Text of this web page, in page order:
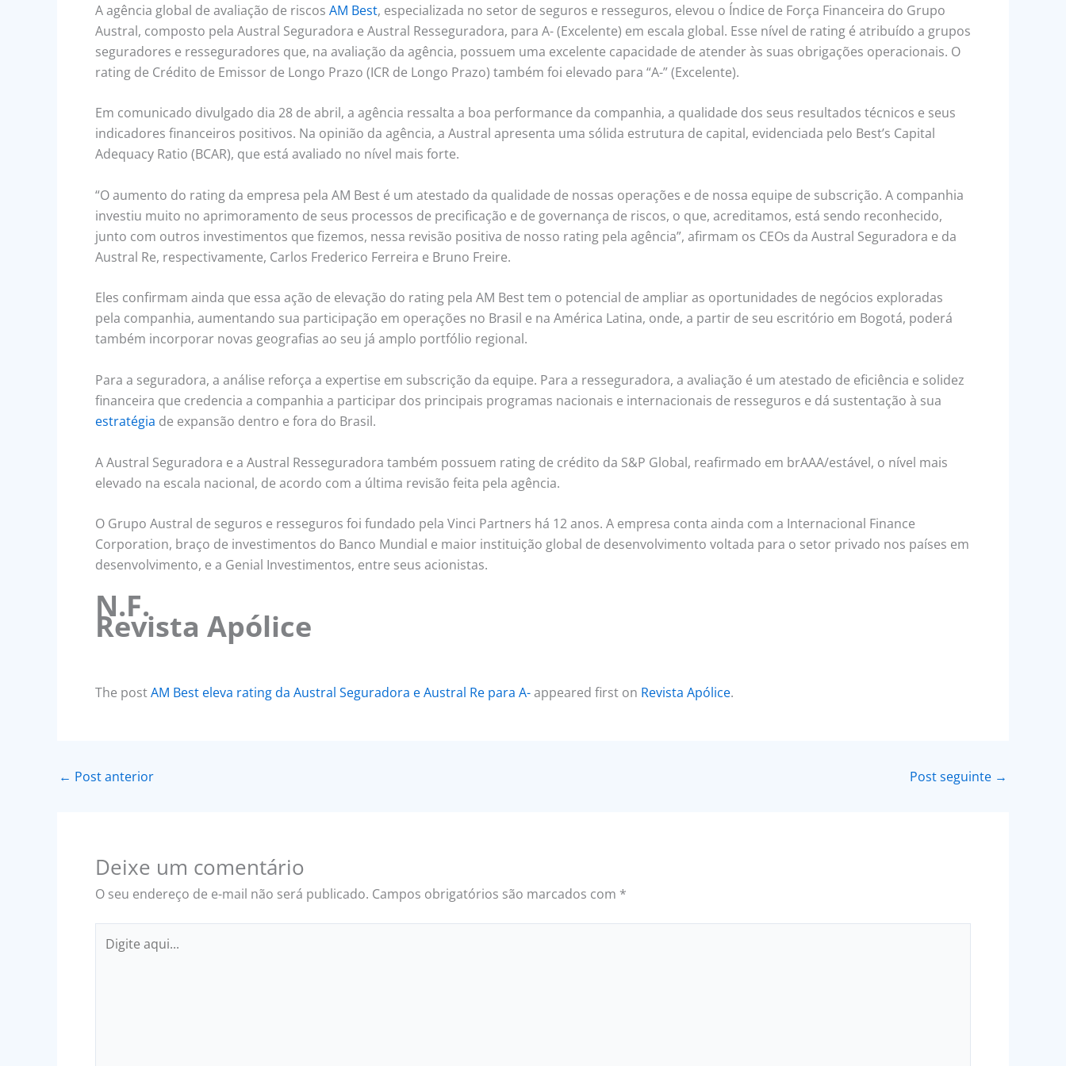
A agência global de avaliação de riscos AM Best, especializada no setor de seguros e resseguros, elevou o Índice de Força Financeira do Grupo
Austral, composto pela Austral Seguradora e Austral Resseguradora, para A- (Excelente) em escala global. Esse nível de rating é atribuído a grupos
seguradores e resseguradores que, na avaliação da agência, possuem uma excelente capacidade de atender às suas obrigações operacionais. O
rating de Crédito de Emissor de Longo Prazo (ICR de Longo Prazo) também foi elevado para “A-” (Excelente).
Em comunicado divulgado dia 28 de abril, a agência ressalta a boa performance da companhia, a qualidade dos seus resultados técnicos e seus
indicadores financeiros positivos. Na opinião da agência, a Austral apresenta uma sólida estrutura de capital, evidenciada pelo Best’s Capital
Adequacy Ratio (BCAR), que está avaliado no nível mais forte.
“O aumento do rating da empresa pela AM Best é um atestado da qualidade de nossas operações e de nossa equipe de subscrição. A companhia
investiu muito no aprimoramento de seus processos de precificação e de governança de riscos, o que, acreditamos, está sendo reconhecido,
junto com outros investimentos que fizemos, nessa revisão positiva de nosso rating pela agência”, afirmam os CEOs da Austral Seguradora e da
Austral Re, respectivamente, Carlos Frederico Ferreira e Bruno Freire.
Eles confirmam ainda que essa ação de elevação do rating pela AM Best tem o potencial de ampliar as oportunidades de negócios exploradas
pela companhia, aumentando sua participação em operações no Brasil e na América Latina, onde, a partir de seu escritório em Bogotá, poderá
também incorporar novas geografias ao seu já amplo portfólio regional.
Para a seguradora, a análise reforça a expertise em subscrição da equipe. Para a resseguradora, a avaliação é um atestado de eficiência e solidez
financeira que credencia a companhia a participar dos principais programas nacionais e internacionais de resseguros e dá sustentação à sua
estratégia de expansão dentro e fora do Brasil.
A Austral Seguradora e a Austral Resseguradora também possuem rating de crédito da S&P Global, reafirmado em brAAA/estável, o nível mais
elevado na escala nacional, de acordo com a última revisão feita pela agência.
O Grupo Austral de seguros e resseguros foi fundado pela Vinci Partners há 12 anos. A empresa conta ainda com a Internacional Finance
Corporation, braço de investimentos do Banco Mundial e maior instituição global de desenvolvimento voltada para o setor privado nos países em
desenvolvimento, e a Genial Investimentos, entre seus acionistas.
N.F.
Revista Apólice
The postAM Best eleva rating da Austral Seguradora e Austral Re para A-appeared first on Revista Apólice.
← Post anterior Post seguinte →
Deixe um comentário
O seu endereço de e-mail não será publicado. Campos obrigatórios são marcados com *
aqui...